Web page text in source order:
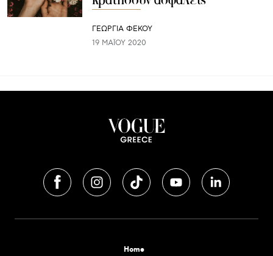
ΓΕΩΡΓΙΑ ΦΕΚΟΥ
19 ΜΑΪ́ΟΥ 2020
Home